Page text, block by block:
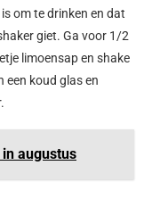
om te drinken en dat
giet. Ga voor 1/2
limoensap en shake
een koud glas en
augustus